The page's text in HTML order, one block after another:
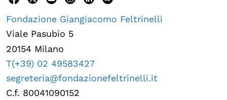
Fondazione Giangiacomo Feltrinelli
Viale Pasubio 5
20154 Milano
T(+39) 02 49583427
segreteria@fondazionefeltrinelli.it
C.f. 80041090152